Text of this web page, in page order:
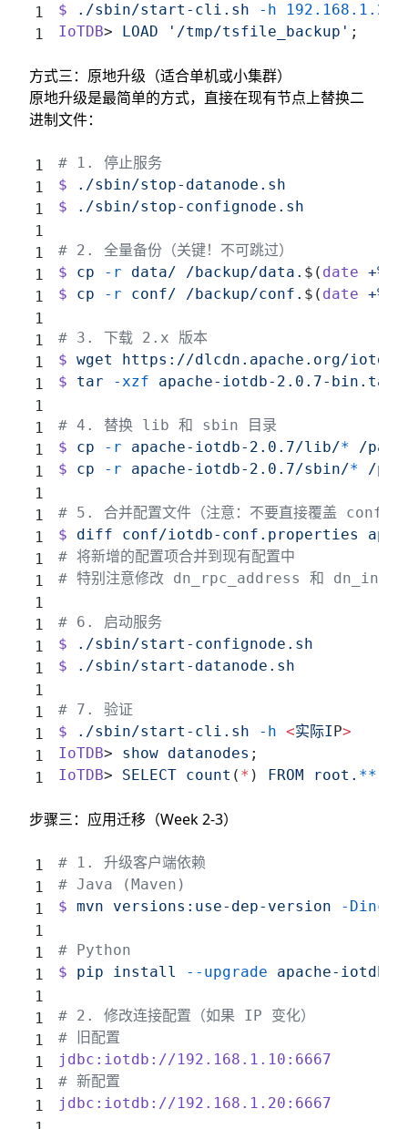
$ ./sbin/start-cli.sh -h 192.168.1.20
IoTDB> LOAD '/tmp/tsfile_backup' ;
方式三：原地升级（适合单机或小集群）
原地升级是最简单的方式，直接在现有节点上替换二
进制文件：
# 1. 停止服务
$ ./sbin/stop-datanode.sh
$ ./sbin/stop-confignode.sh
# 2. 全量备份（关键！不可跳过）
$ cp -r data/ /backup/data. $( date
$ cp -r conf/ /backup/conf. $( date
# 3. 下载 2.x 版本
$ wget
https://dlcdn.apache.org/
$ tar -xzf apache-iotdb-2.0.7-
# 4. 替换 lib 和 sbin 目录
$ cp -r apache-iotdb-2.0.7/lib/* /
$ cp -r apache-iotdb-2.0.7/sbin/* /
# 5. 合并配置文件（注意：不要直接覆盖 conf，
$ diff conf/iotdb-conf.properties
# 将新增的配置项合并到现有配置中
# 特别注意修改 dn_rpc_address 和
# 6. 启动服务
$ ./sbin/start-confignode.sh
$ ./sbin/start-datanode.sh
# 7. 验证
$ ./sbin/start-cli.sh -h <实际I P>
IoTDB> show datanodes ;
IoTDB> SELECT count ( * ) FROM root. **
步骤三：应用迁移（Week 2-3）
# 1. 升级客户端依赖
# Java (Maven)
$ mvn versions:use-dep-version -
# Python
$ pip install --upgrade apache-iotdb==
# 2. 修改连接配置（如果 IP 变化）
# 旧配置
jdbc:iotdb://192.168.1.10:6667
# 新配置
jdbc:iotdb://192.168.1.20:6667